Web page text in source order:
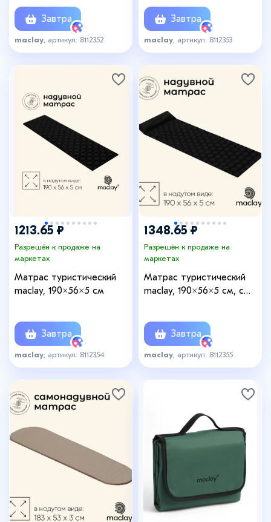
Завтра
maclay , артикул: 8112352
Завтра
maclay , артикул: 8112353
1213.65 ₽
Разрешён к продаже на
маркетах
Матрас туристический
maclay, 190×56×5 см
Завтра
maclay , артикул: 8112354
+1
1348.65 ₽
Разрешён к продаже на
маркетах
Матрас туристический
maclay, 190×56×5 см, с
Завтра
maclay , артикул: 8112355